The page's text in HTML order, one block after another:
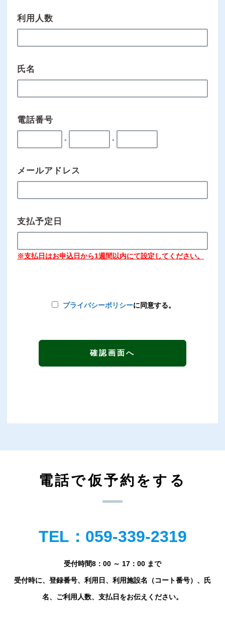
利用人数
氏名
電話番号
- -
メールアドレス
支払予定日
※支払日はお申込日から1週間以内にて設定してください。
プライバシーポリシーに同意する。
電話で仮予約をする
TEL：059-339-2319
受付時間8：00 ～ 17：00 まで
受付時に、登録番号、利用日、利用施設名（コート番号）、氏
名、ご利用人数、支払日をお伝えください。